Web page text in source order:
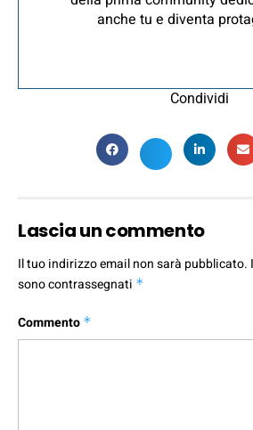
anche tu e diventa
Condividi
Lascia un commento
Il tuo indirizzo email non sarà pubblicato.
sono contrassegnati *
Commento *